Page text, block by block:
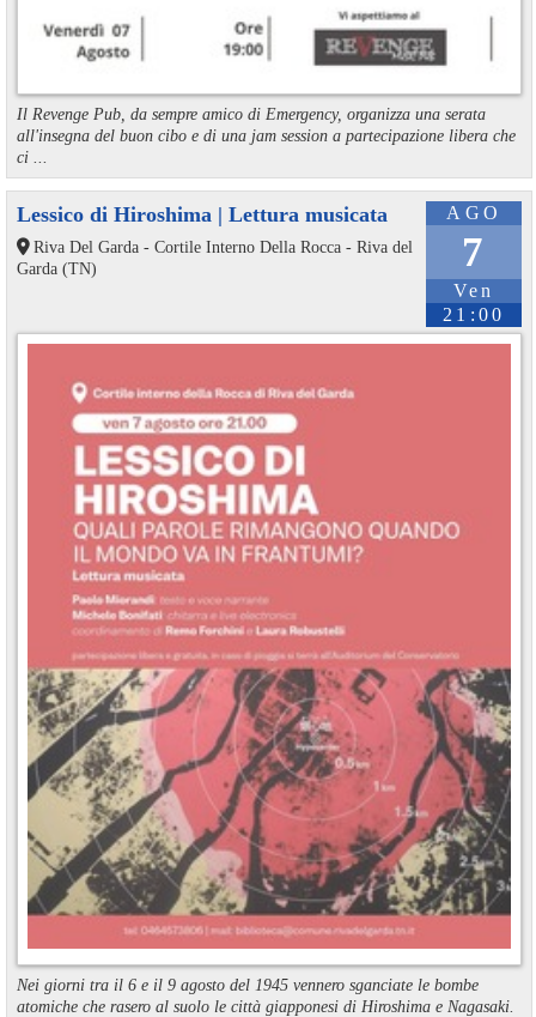
Il Revenge Pub, da sempre amico di Emergency, organizza una serata
all'insegna del buon cibo e di una jam session a partecipazione libera che
ci ...
AGO
7
Ven
21:00
Lessico di Hiroshima | Lettura musicata
Riva Del Garda - Cortile Interno Della Rocca - Riva del
Garda (TN)
Nei giorni tra il 6 e il 9 agosto del 1945 vennero sganciate le bombe
atomiche che rasero al suolo le città giapponesi di Hiroshima e Nagasaki.